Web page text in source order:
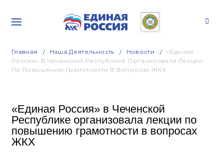
Главная Наша Деятельность Новости
«Единая
Россия» В Чеченской Республике Организовала Лекции
По Повышению Грамотности В Вопросах ЖКХ
«Единая Россия» в Чеченской
Республике организовала лекции по
повышению грамотности в вопросах
ЖКХ